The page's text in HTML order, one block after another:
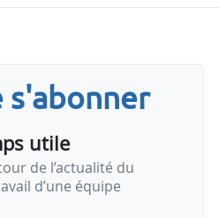
de l’énergéticien a
s'abonner
utile
de l’actualité du
d’une équipe